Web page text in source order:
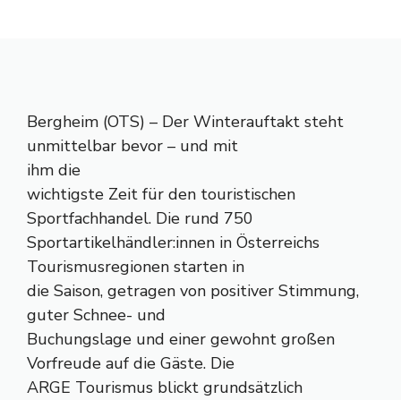
Bergheim (OTS) – Der Winterauftakt steht
unmittelbar bevor – und mit
ihm die
wichtigste Zeit für den touristischen
Sportfachhandel. Die rund 750
Sportartikelhändler:innen in Österreichs
Tourismusregionen starten in
die Saison, getragen von positiver Stimmung,
guter Schnee- und
Buchungslage und einer gewohnt großen
Vorfreude auf die Gäste. Die
ARGE Tourismus blickt grundsätzlich